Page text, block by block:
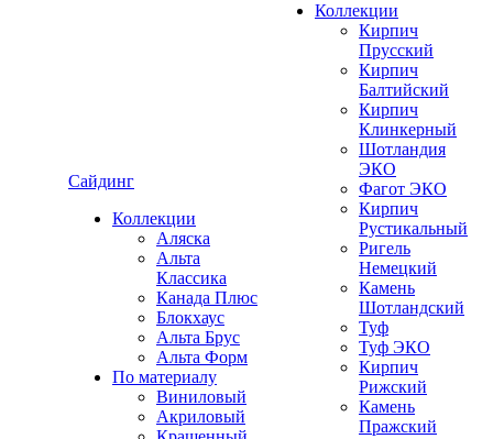
Сайдинг
Коллекции
Аляска
Альта
Классика
Канада Плюс
Блокхаус
Альта Брус
Альта Форм
По материалу
Виниловый
Акриловый
Коллекции
Кирпич
Прусский
Кирпич
Балтийский
Кирпич
Клинкерный
Шотландия
ЭКО
Фагот ЭКО
Кирпич
Рустикальный
Ригель
Немецкий
Камень
Шотландский
Туф
Туф ЭКО
Кирпич
Рижский
Камень
Пражский